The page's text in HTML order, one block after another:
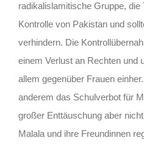
radikalislamitische Gruppe, die
Kontrolle von Pakistan und
verhindern. Die
einem Verlust an Rechten und
allem gegenüber Frauen
anderem das Schulverbot für
großer Enttäuschung aber
Malala und ihre Freundinnen